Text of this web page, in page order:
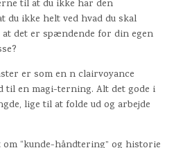
til at du ikke har den
du ikke helt ved hvad du skal
det er spændende for din egen
er som en n clairvoyance
til en magi-terning. Alt det gode i
lige til at folde ud og arbejde